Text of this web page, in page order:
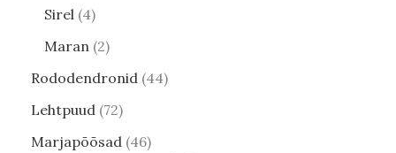
Sirel 4
Maran 2
Rododendronid 44
Lehtpuud 72
Marjapõõsad 46